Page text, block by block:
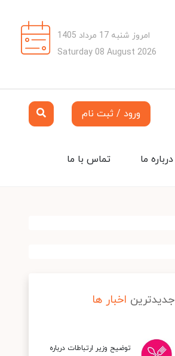
امروز شنبه 17 مرداد 1405
Saturday 08 August 2026
ورود / ثبت نام
تماس با ما درباره ما
جدیدترین اخبار ها
توضیح وزیر ارتباطات درباره